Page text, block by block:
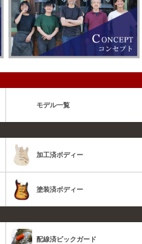
モデル一覧
加工済ボディー
塗装済ボディー
配線済ピックガード